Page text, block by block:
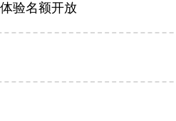
验名额开放